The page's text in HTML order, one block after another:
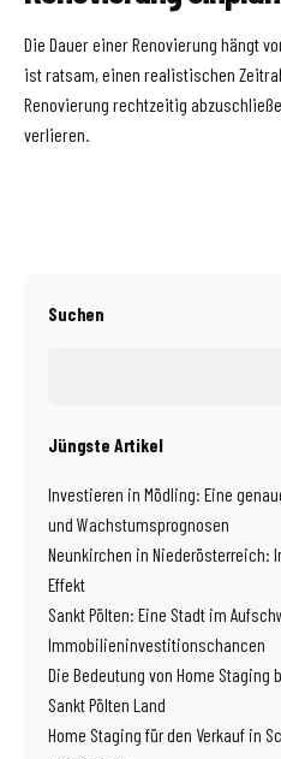
Die Dauer einer Renovierung hängt
ist ratsam, einen realistischen
Renovierung rechtzeitig
verlieren.
Suchen
Jüngste Artikel
Investieren in Mödling: Eine
und Wachstumsprognosen
Neunkirchen in Niederösterreich:
Effekt
Sankt Pölten: Eine Stadt im
Immobilieninvestitionschancen
Die Bedeutung von Home
Sankt Pölten Land
Home Staging für den Verkauf in